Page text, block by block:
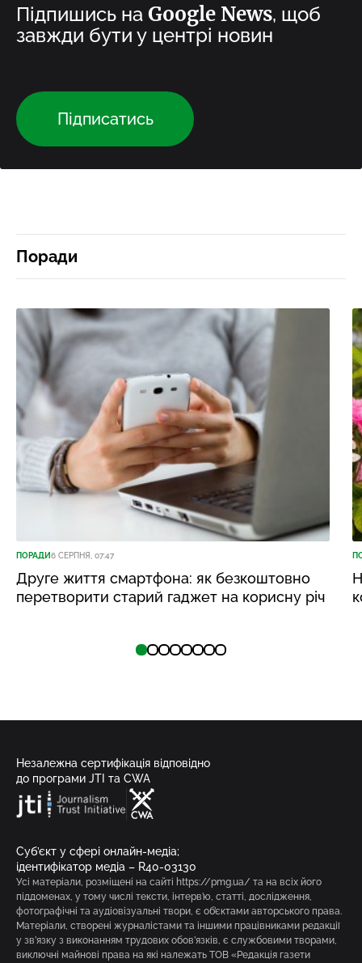
Підпишись на Google News, щоб
завжди бути у центрі новин
Підписатись
Поради
ПОРАДИ6 СЕРПНЯ, 07:47
Друге життя смартфона: як безкоштовно
перетворити старий гаджет на корисну річ
Незалежна сертифікація відповідно
до програми JTI та CWA
Суб’єкт у сфері онлайн-медіа;
ідентифікатор медіа – R40-03130
Усі матеріали, розміщені на сайті https://pmg.ua/ та на всіх його
піддоменах, у тому числі тексти, інтерв’ю, статті, дослідження,
фотографічні та аудіовізуальні твори, є об’єктами авторського права.
Матеріали, створені журналістами та іншими працівниками редакції
у зв’язку з виконанням трудових обов’язків, є службовими творами,
виключні майнові права на які належать ТОВ «Редакція газети